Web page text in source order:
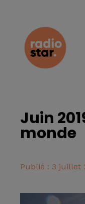
Juin
monde
Publié : 3 juillet